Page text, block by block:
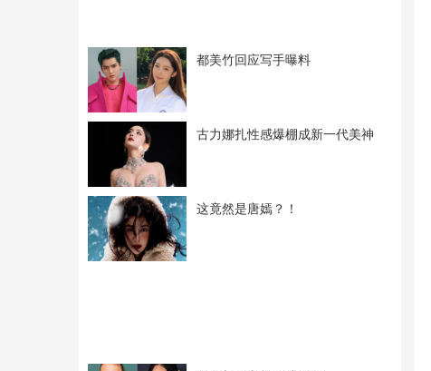
都美竹回应写手曝料
古力娜扎性感爆棚成新一代美神
这竟然是唐嫣？！